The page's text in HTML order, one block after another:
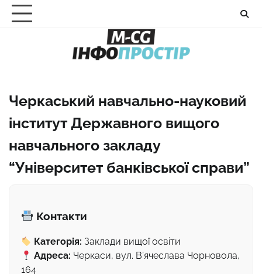
Перейти
Черкаський навчально-науковий
інститут Державного вищого
навчального закладу
“Університет банківської справи”
Контакти
Категорія: Заклади вищої освіти
Адреса: Черкаси, вул. В’ячеслава Чорновола,
164